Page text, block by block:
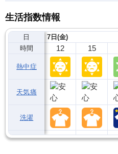
生活指数情報
日
時間
熱中症
天気痛
洗濯
7日(金)
12 15